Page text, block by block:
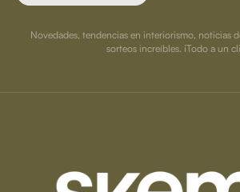
Novedades, tendencias en interiorismo, noticias
sorteos increíbles. ¡Todo a un